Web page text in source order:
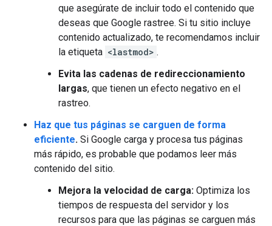
que asegúrate de incluir todo el contenido que
deseas que Google rastree. Si tu sitio incluye
contenido actualizado, te recomendamos incluir
la etiqueta <lastmod> .
Evita las cadenas de redireccionamiento
largas, que tienen un efecto negativo en el
rastreo.
Haz que tus páginas se carguen de forma
eficiente. Si Google carga y procesa tus páginas
más rápido, es probable que podamos leer más
contenido del sitio.
Mejora la velocidad de carga: Optimiza los
tiempos de respuesta del servidor y los
recursos para que las páginas se carguen más